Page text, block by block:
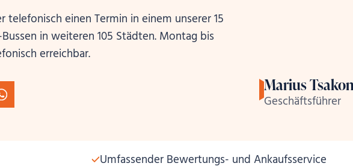
telefonisch einen Termin in einem unserer 15
in weiteren 105 Städten. Montag bis
erreichbar.
Marius
Geschäftsführer
Umfassender Bewertungs- und Ankaufsservice